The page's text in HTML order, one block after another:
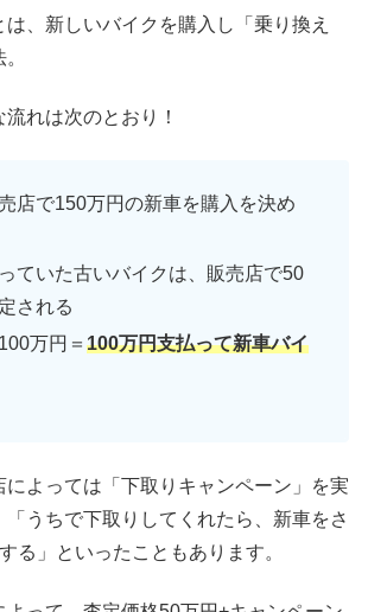
、新しいバイクを購入し「乗り換え
れは次のとおり！
店で150万円の新車を購入を決め
ていた古いバイクは、販売店で50
される
万円＝100万円支払って新車バイ
によっては「下取りキャンペーン」を実
うちで下取りしてくれたら、新車をさ
る」といったこともあります。